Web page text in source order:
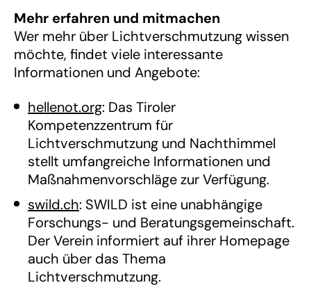
Mehr erfahren und mitmachen
Wer mehr über Lichtverschmutzung wissen
möchte, findet viele interessante
Informationen und Angebote:
hellenot.org: Das Tiroler
Kompetenzzentrum für
Lichtverschmutzung und Nachthimmel
stellt umfangreiche Informationen und
Maßnahmenvorschläge zur Verfügung.
swild.ch: SWILD ist eine unabhängige
Forschungs- und Beratungsgemeinschaft.
Der Verein informiert auf ihrer Homepage
auch über das Thema
Lichtverschmutzung.